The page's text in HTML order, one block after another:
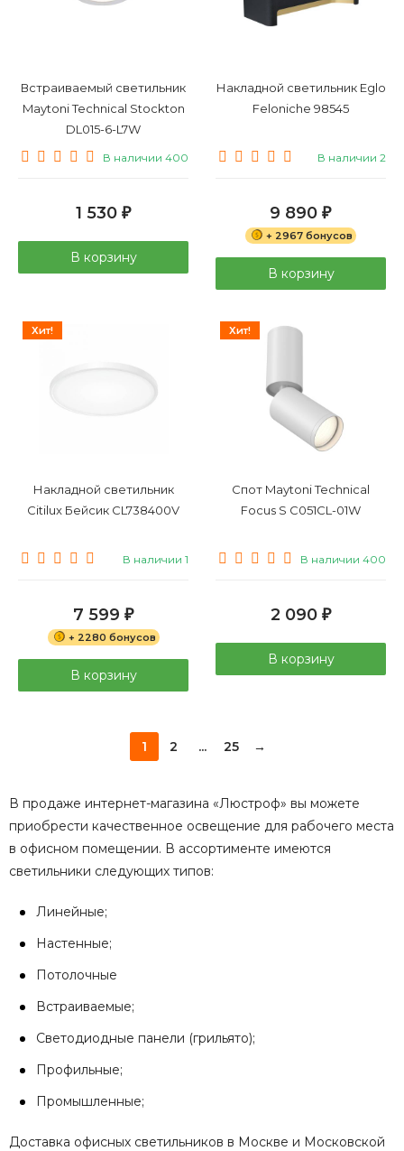
Встраиваемый светильник
Maytoni Technical Stockton
DL015-6-L7W
В наличии 400
1 530 ₽
В корзину
Накладной светильник Eglo
Feloniche 98545
В наличии 2
9 890 ₽
+ 2967 бонусов
В корзину
Хит!
Накладной светильник
Citilux Бейсик CL738400V
В наличии 1
7 599 ₽
+ 2280 бонусов
В корзину
Хит!
Спот Maytoni Technical
Focus S C051CL-01W
В наличии 400
2 090 ₽
В корзину
1 2 ... 25 →
В продаже интернет-магазина «Люстроф» вы можете
приобрести качественное освещение для рабочего места
в офисном помещении. В ассортименте имеются
светильники следующих типов:
Линейные;
Настенные;
Потолочные
Встраиваемые;
Светодиодные панели (грильято);
Профильные;
Промышленные;
Доставка офисных светильников в Москве и Московской